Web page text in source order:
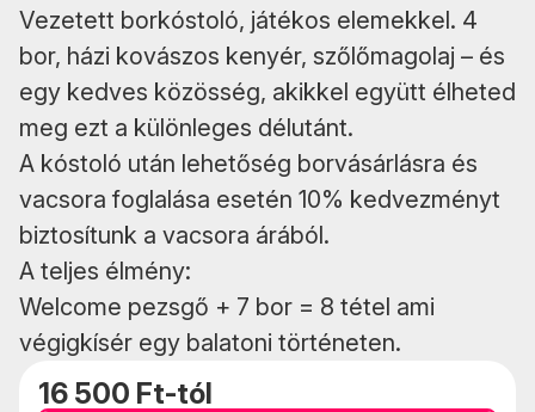
Vezetett borkóstoló, játékos elemekkel. 4
bor, házi kovászos kenyér, szőlőmagolaj – és
egy kedves közösség, akikkel együtt élheted
meg ezt a különleges délutánt.
A kóstoló után lehetőség borvásárlásra és
vacsora foglalása esetén 10% kedvezményt
biztosítunk a vacsora árából.
A teljes élmény:
Welcome pezsgő + 7 bor = 8 tétel ami
végigkísér egy balatoni történeten.
16 500 Ft-tól